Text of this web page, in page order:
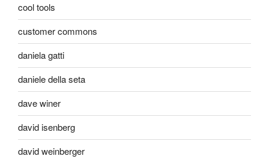
cool tools
customer commons
daniela gatti
daniele della seta
dave winer
david isenberg
david weinberger